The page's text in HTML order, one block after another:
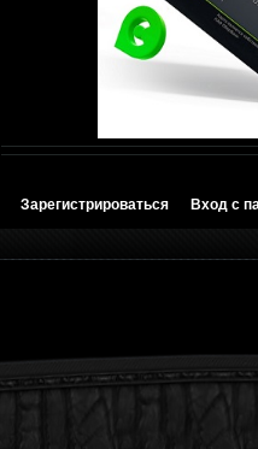
Зарегистрироваться Вход с